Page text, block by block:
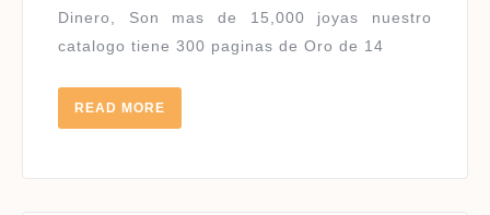
Dinero, Son mas de 15,000 joyas nuestro
catalogo tiene 300 paginas de Oro de 14
READ MORE
MORE